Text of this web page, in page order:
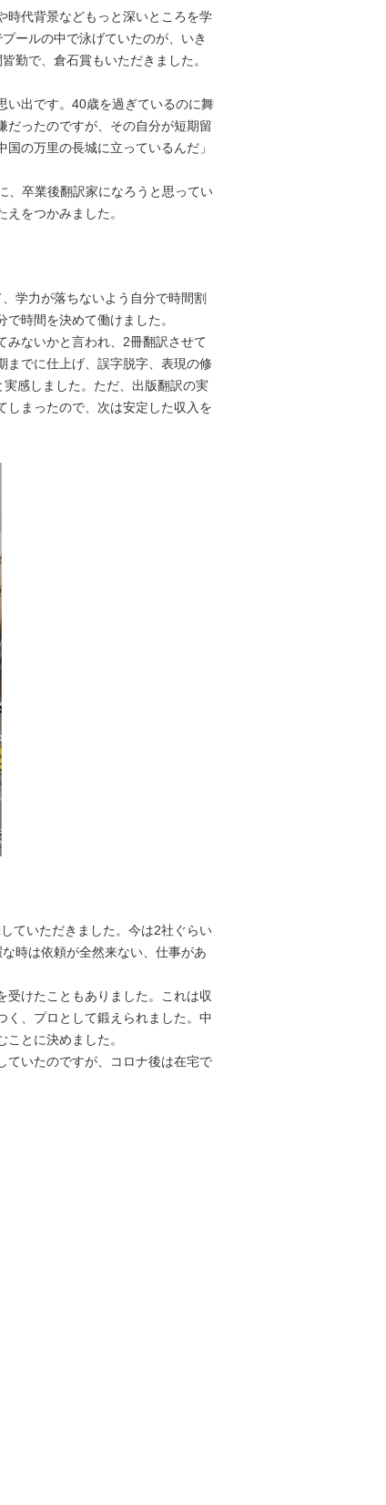
時代背景などもっと深いところを学
ールの中で泳げていたのが、いき
勤で、倉石賞もいただきました。
い出です。40歳を過ぎているのに舞
だったのですが、その自分が短期留
の万里の長城に立っているんだ」
、卒業後翻訳家になろうと思ってい
をつかみました。
学力が落ちないよう自分で時間割
時間を決めて働けました。
みないかと言われ、2冊翻訳させて
までに仕上げ、誤字脱字、表現の修
感しました。ただ、出版翻訳の実
しまったので、次は安定した収入を
ていただきました。今は2社ぐらい
時は依頼が全然来ない、仕事があ
受けたこともありました。これは収
く、プロとして鍛えられました。中
とに決めました。
ていたのですが、コロナ後は在宅で